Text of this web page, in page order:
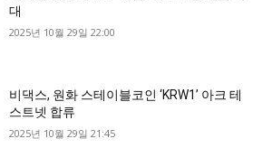
대
2025년 10월 29일 22:00
비댁스, 원화 스테이블코인 ‘KRW1’ 아크 테
스트넷 합류
2025년 10월 29일 21:45